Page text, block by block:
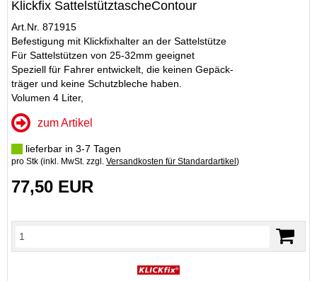
Klickfix SattelstütztascheContour
Art.Nr. 871915
Befestigung mit Klickfixhalter an der Sattelstütze
Für Sattelstützen von 25-32mm geeignet
Speziell für Fahrer entwickelt, die keinen Gepäck-
träger und keine Schutzbleche haben.
Volumen 4 Liter,
zum Artikel
lieferbar in 3-7 Tagen
pro Stk (inkl. MwSt. zzgl. Versandkosten für Standardartikel)
77,50 EUR